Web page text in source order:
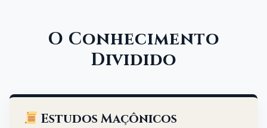
O Conhecimento
Dividido
Estudos Maçônicos